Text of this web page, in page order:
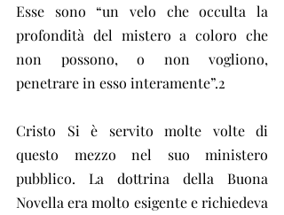
Esse sono “un velo che occulta la
profondità del mistero a coloro che
non possono, o non vogliono,
penetrare in esso interamente”.2
Cristo Si è servito molte volte di
questo mezzo nel suo ministero
pubblico. La dottrina della Buona
Novella era molto esigente e richiedeva